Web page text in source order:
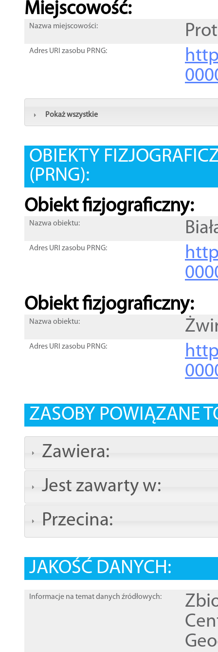
Miejscowość:
Nazwa miejscowości:
Adres URI zasobu PRNG:
Pokaż wszystkie
OBIEKTY
(PRNG):
Obiekt fizjograficzny:
Nazwa obiektu:
Adres URI zasobu PRNG:
Obiekt fizjograficzny:
Nazwa obiektu:
Adres URI zasobu PRNG:
ZASOBY POWIĄZANE
Zawiera:
Jest zawarty w:
Przecina:
JAKOŚĆ DANYCH:
Informacje na temat danych źródłowych: